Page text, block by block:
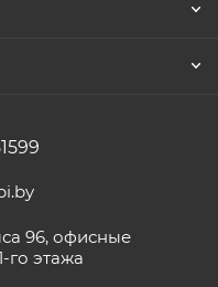
96, офисные
го этажа